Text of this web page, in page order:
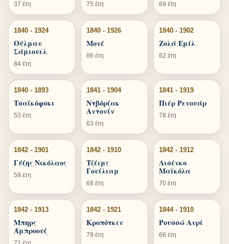
37 έτη 75 έτη 69 έτη
1840 - 1924
Ούλμαν
Σάμιουελ
84 έτη
1840 - 1926
Μονέ
86 έτη
1840 - 1902
Ζολά Εμίλ
62 έτη
1840 - 1893
Τσαϊκόφσκι
53 έτη
1841 - 1904
Ντβόρζακ
Αντονίν
63 έτη
1841 - 1919
Πιέρ Ρενουάρ
78 έτη
1842 - 1901
Γύζης Νικόλαος
59 έτη
1842 - 1910
Τζέιμς
Γουίλιαμ
68 έτη
1842 - 1912
Λισένκο
Μαϊκόλα
70 έτη
1842 - 1913
Μπηρς
Άμπροουζ
1842 - 1921
Κροπότκιν
79 έτη
1844 - 1910
Ρουσσώ Ανρί
66 έτη